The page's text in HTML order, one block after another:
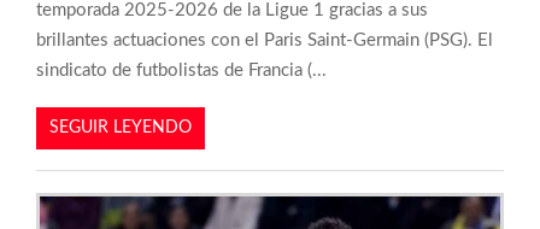
temporada 2025-2026 de la Ligue 1 gracias a sus
brillantes actuaciones con el Paris Saint-Germain (PSG). El
sindicato de futbolistas de Francia (...
SEGUIR LEYENDO